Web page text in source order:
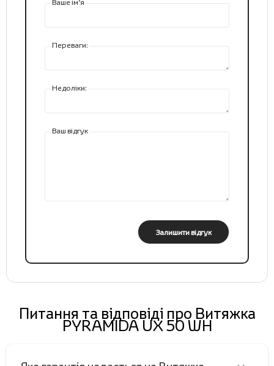
Ваше ім’я
Переваги:
Недоліки:
Ваш відгук
Залишити відгук
Питання та відповіді про Витяжка
PYRAMIDA UX 50 WH